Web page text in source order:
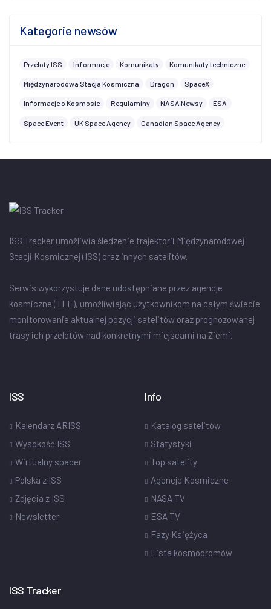
Kategorie newsów
Przeloty ISS Informacje Komunikaty Komunikaty techniczne
Międzynarodowa Stacja Kosmiczna Dragon SpaceX
Informacje o Kosmosie Regulaminy NASA Newsy ESA
Space Event UK Space Agency Canadian Space Agency
ISS Tracker umożliwia śledzenie trajektorii Międzynarodowej
Stacji Kosmicznej (ISS) oraz innych satelitów.
Serwis wykorzystuje dane udostępniane przez agencje
kosmiczne (TLE), umożliwiając użytkownikom na całym świecie
monitorowanie aktualnej pozycji satelitów oraz prognozowanej
trasy ich przelotów nad konkretnymi miejscami na Ziemi.
ISS
Kalendarz ARISS
Wysokość ISS
Wirtualny spacer
Polska z ISS
Zdjęcia z ISS
Newsletter
Info
Katalog satelitów
Statystyki
Top satelity
Agencje Kosmiczne
NASA TV
ESA TV
Fazy Księżyca
Lista kosmodromów
ISS Tracker